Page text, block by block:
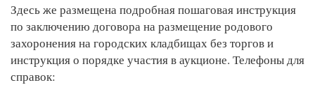
Здесь же размещена подробная пошаговая инструкция
по заключению договора на размещение родового
захоронения на городских кладбищах без торгов и
инструкция о порядке участия в аукционе. Телефоны для
справок: